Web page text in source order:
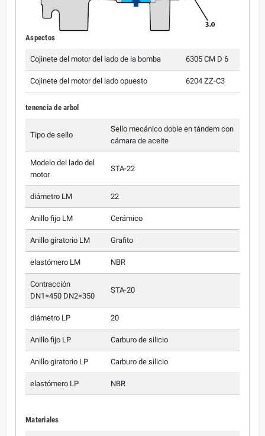
Aspectos
Cojinete del motor del lado de la bomba 6305 CM D 6
Cojinete del motor del lado opuesto 6204 ZZ-C3
tenencia de arbol
Tipo de sello
Sello mecánico doble en tándem con
cámara de aceite
Modelo del lado del
motor
STA-22
diámetro LM 22
Anillo fijo LM Cerámico
Anillo giratorio LM Grafito
elastómero LM NBR
Contracción
DN1=450 DN2=350
STA-20
diámetro LP 20
Anillo fijo LP Carburo de silicio
Anillo giratorio LP Carburo de silicio
elastómero LP NBR
Materiales